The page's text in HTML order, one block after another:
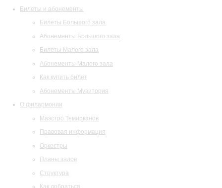
Билеты и абонементы
Билеты Большого зала
Абонементы Большого зала
Билеты Малого зала
Абонементы Малого зала
Как купить билет
Абонементы Музитория
О филармонии
Маэстро Темирканов
Правовая информация
Оркестры
Планы залов
Структура
Как добраться